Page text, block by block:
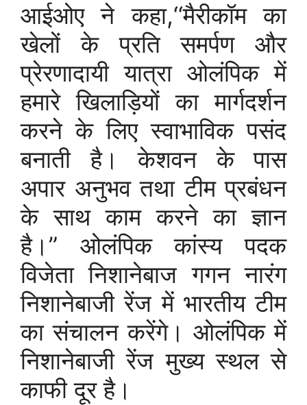
आईओए ने कहा,‘‘मैरीकॉम का
खेलों के प्रति समर्पण और
प्रेरणादायी यात्रा ओलंपिक में
हमारे खिलाड़ियों का मार्गदर्शन
करने के लिए स्वाभाविक पसंद
बनाती है। केशवन के पास
अपार अनुभव तथा टीम प्रबंधन
के साथ काम करने का ज्ञान
है।” ओलंपिक कांस्य पदक
विजेता निशानेबाज गगन नारंग
निशानेबाजी रेंज में भारतीय टीम
का संचालन करेंगे। ओलंपिक में
निशानेबाजी रेंज मुख्य स्थल से
काफी दूर है।